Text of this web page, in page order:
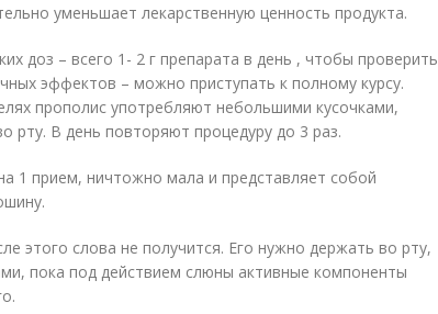
уменьшает лекарственную ценность продукта.
доз – всего 1- 2 г препарата в день , чтобы проверить
эффектов – можно приступать к полному курсу.
прополис употребляют небольшими кусочками,
рту. В день повторяют процедуру до 3 раз.
1 прием, ничтожно мала и представляет собой
этого слова не получится. Его нужно держать во рту,
пока под действием слюны активные компоненты